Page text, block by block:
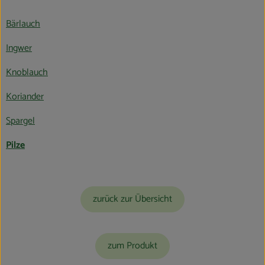
Bäckerei
Vorratskammer
Getränke
Kosmetik
Bärlauch
Ingwer
Knoblauch
Koriander
Spargel
Pilze
zurück zur Übersicht
zum Produkt